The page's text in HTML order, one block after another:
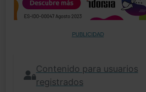
PUBLICIDAD
Contenido para usuarios
registrados